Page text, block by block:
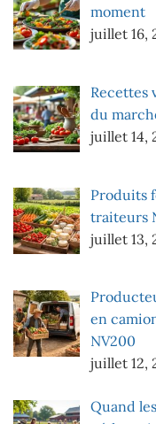
moment
juillet 16,
Recettes
du
juillet 14,
Produits
traiteurs
juillet 13,
en
NV200
juillet 12,
Quand